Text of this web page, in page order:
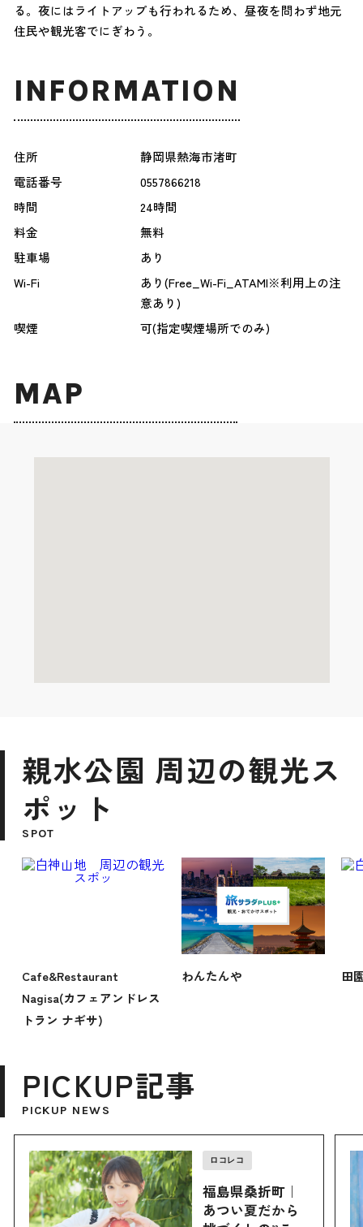
る。夜にはライトアップも行われるため、昼夜を問わず地元
住民や観光客でにぎわう。
INFORMATION
住所
静岡県熱海市渚町
電話番号
0557866218
時間
24時間
料金
無料
駐車場
あり
Wi-Fi
あり(Free_Wi-Fi_ATAMI※利用上の注
意あり)
喫煙
可(指定喫煙場所でのみ)
MAP
親水公園 周辺の観光ス
ポット
SPOT
Cafe&Restaurant
Nagisa(カフェアンドレス
トラン ナギサ)
わんたんや 田
PICKUP記事
PICKUP NEWS
ロコレコ
福島県桑折町｜
あつい夏だから